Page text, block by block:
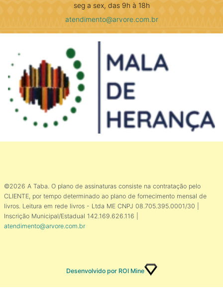
seg a sex, das 9h à 18h
atendimento@arvore.com.br
©2026 A Taba. O plano de assinaturas consiste na contratação pelo
CLIENTE, por tempo determinado ao plano de fornecimento mensal de
livros. Leitura em rede livros - Ltda ME CNPJ 08.705.395.0001/30 |
Inscrição Municipal/Estadual 142.169.626.116 |
atendimento@arvore.com.br
Desenvolvido por ROI Mine